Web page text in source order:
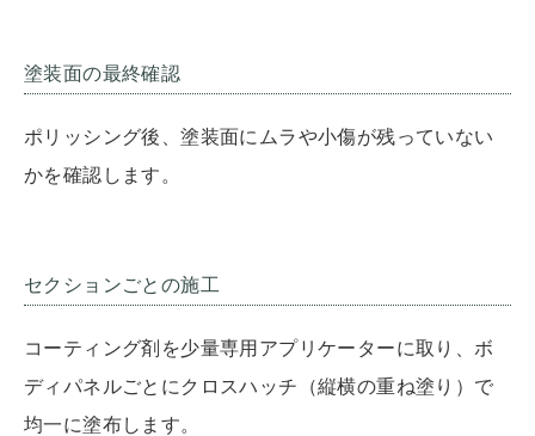
塗装面の最終確認
ポリッシング後、塗装面にムラや小傷が残っていない
かを確認します。
セクションごとの施工
コーティング剤を少量専用アプリケーターに取り、ボ
ディパネルごとにクロスハッチ（縦横の重ね塗り）で
均一に塗布します。